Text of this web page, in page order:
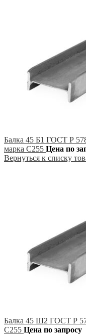
Балка 45 Б1 ГОСТ Р
марка С255 Цена по
Вернуться к списку
Балка 45 Ш2 ГОСТ Р
С255 Цена по запросу